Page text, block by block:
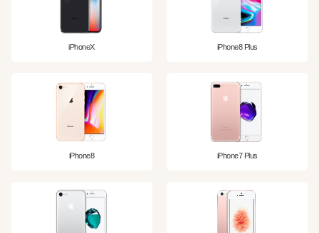
iPhoneX iPhone8 Plus
iPhone8 iPhone7 Plus